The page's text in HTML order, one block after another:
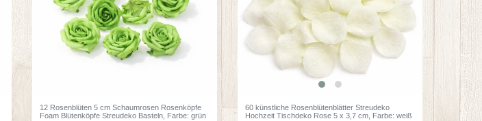
12 Rosenblüten 5 cm Schaumrosen Rosenköpfe
Foam Blütenköpfe Streudeko Basteln , Farbe: grün
60 künstliche Rosenblütenblätter Streudeko
Hochzeit Tischdeko Rose 5 x 3,7 cm , Farbe: weiß